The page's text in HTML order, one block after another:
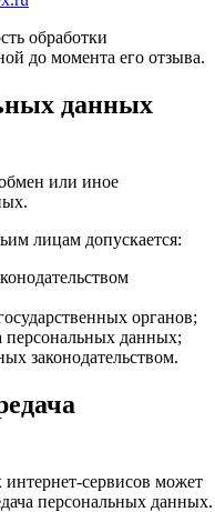
обработки
до момента его отзыва.
данных
или иное
лицам допускается:
органов;
персональных данных;
законодательством.
сервисов может
персональных данных.